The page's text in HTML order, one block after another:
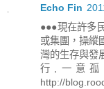
Echo Fin
●●●現在許多
或集團，操縱
灣的生存與發
行,一意孤
http://